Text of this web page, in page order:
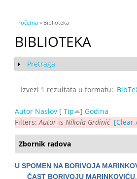
You are here
Početna » Biblioteka
BIBLIOTEKA
Show
Pretraga
Izvezi 1 rezultata u formatu:
Autor Naslov [ Tip ] Godina
Filters: Autor is Nikola Grdinić [Clear
Zbornik radova
U SPOMEN NA BORIVOJA
ČAST BORIVOJU MARINKOVIĆU